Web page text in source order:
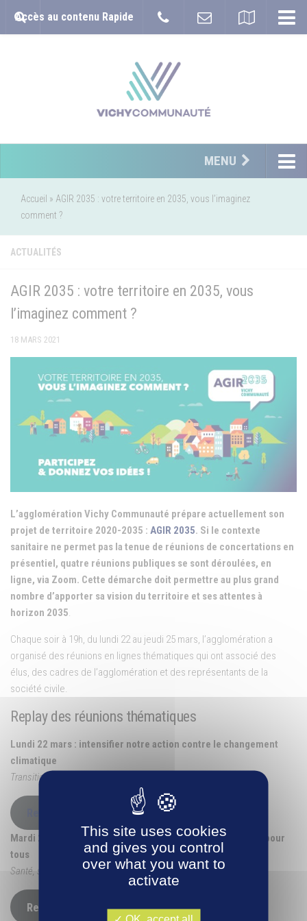
Accès au contenu Rapide
MENU
Accueil » AGIR 2035 : votre territoire en 2035, vous l’imaginez
comment ?
ACTUALITÉS
AGIR 2035 : votre territoire en 2035, vous
l’imaginez comment ?
18 MARS 2021
L’agglomération Vichy Communauté prépare actuellement son
projet de territoire 2020-2035 : AGIR 2035. Si le contexte
sanitaire ne permet pas la tenue de réunions de concertations en
présentiel, quatre réunions publiques se sont déroulées, en
ligne, via Zoom. Cette démarche doit permettre au plus grand
nombre d’apporter sa vision du territoire et ses attentes à
horizon 2035.
Chaque soir à 19h, du lundi 22 au jeudi 25 mars, l’agglomération a
organisé des réunions en lignes thématiques qui ont associé des
élus, des cadres de l’agglomération et des représentants de la
société civile.
Replay des réunions thématiques
Lundi 22 mars : intensifier notre action contre le changement
climatique
Transition énergétique, eaux et mobilités
Mardi 23 mars 2021 : Garantir une meilleure qualité de vie pour
tous
Santé, solidarités, enfance & jeunesse
Replay
This site uses cookies
and gives you control
over what you want to
activate
OK, accept all